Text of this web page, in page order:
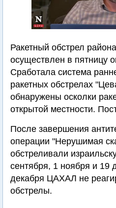
Ракетный обстрел
осуществлен в пятницу
Сработала система
ракетных обстрелах
обнаружены осколки
открытой местности.
После завершения
операции "Нерушимая
обстреливали
сентября, 1 ноября и 19
декабря ЦАХАЛ не
обстрелы.